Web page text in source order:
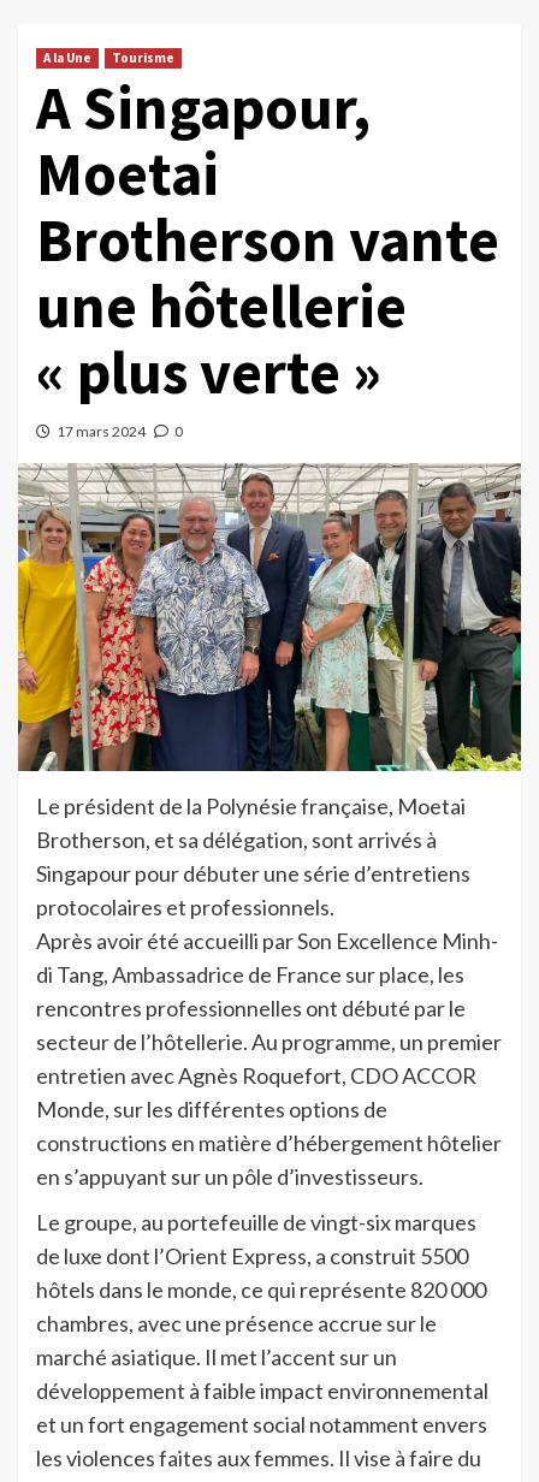
A la Une Tourisme
A Singapour,
Moetai
Brotherson vante
une hôtellerie
« plus verte »
17 mars 2024 0
Le président de la Polynésie française, Moetai
Brotherson, et sa délégation, sont arrivés à
Singapour pour débuter une série d’entretiens
protocolaires et professionnels.
Après avoir été accueilli par Son Excellence Minh-
di Tang, Ambassadrice de France sur place, les
rencontres professionnelles ont débuté par le
secteur de l’hôtellerie. Au programme, un premier
entretien avec Agnès Roquefort, CDO ACCOR
Monde, sur les différentes options de
constructions en matière d’hébergement hôtelier
en s’appuyant sur un pôle d’investisseurs.
Le groupe, au portefeuille de vingt-six marques
de luxe dont l’Orient Express, a construit 5500
hôtels dans le monde, ce qui représente 820 000
chambres, avec une présence accrue sur le
marché asiatique. Il met l’accent sur un
développement à faible impact environnemental
et un fort engagement social notamment envers
les violences faites aux femmes. Il vise à faire du